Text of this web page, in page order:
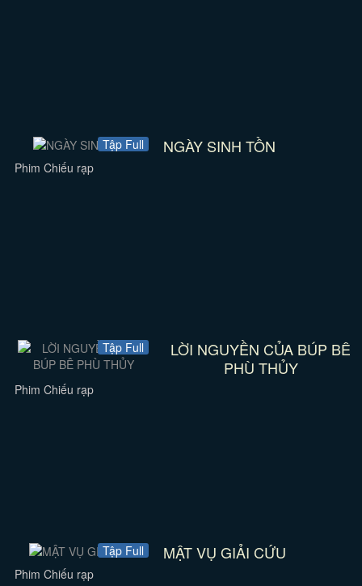
Tập Full NGÀY SINH TỒN
Phim Chiếu rạp
Tập Full
LỜI NGUYỀN CỦA BÚP BÊ
PHÙ THỦY
Phim Chiếu rạp
Tập Full MẬT VỤ GIẢI CỨU
Phim Chiếu rạp